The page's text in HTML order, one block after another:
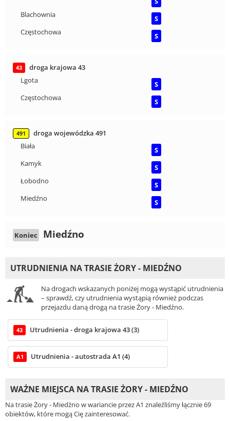
Blachownia
S
Częstochowa
S
43
droga krajowa 43
Lgota
S
Częstochowa
S
491
droga wojewódzka 491
Biała
S
Kamyk
S
Łobodno
S
Miedźno
S
Koniec Miedźno
UTRUDNIENIA NA TRASIE ŻORY - MIEDŹNO
Na drogach wskazanych poniżej mogą wystąpić utrudnienia
– sprawdź, czy utrudnienia wystąpią również podczas
przejazdu daną drogą na trasie Żory - Miedźno.
43 Utrudnienia - droga krajowa 43 (3)
A1 Utrudnienia - autostrada A1 (4)
WAŻNE MIEJSCA NA TRASIE ŻORY - MIEDŹNO
Na trasie Żory - Miedźno w wariancie przez A1 znaleźliśmy łącznie 69
obiektów, które mogą Cię zainteresować.